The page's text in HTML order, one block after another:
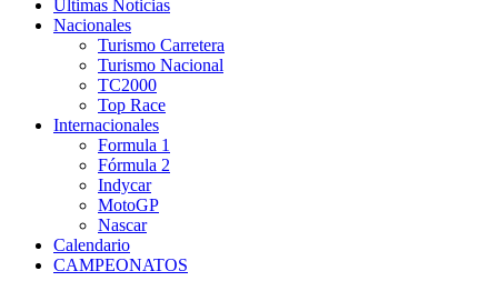
Últimas Noticias
Nacionales
Turismo Carretera
Turismo Nacional
TC2000
Top Race
Internacionales
Formula 1
Fórmula 2
Indycar
MotoGP
Nascar
Calendario
CAMPEONATOS